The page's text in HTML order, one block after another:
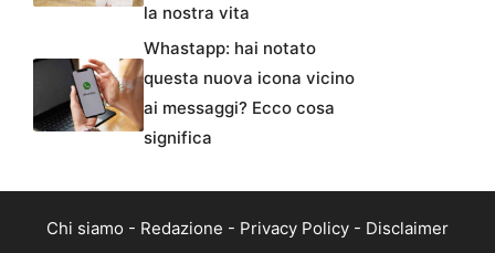
la nostra vita
Whastapp: hai notato
questa nuova icona vicino
ai messaggi? Ecco cosa
significa
Chi siamo - Redazione - Privacy Policy - Disclaimer